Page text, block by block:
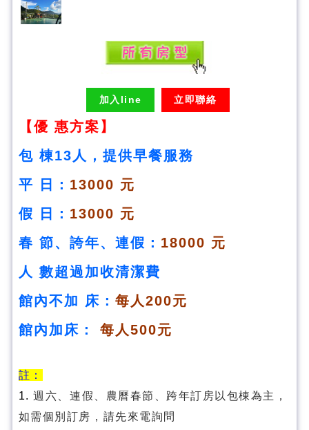
加入line 立即聯絡
【優 惠方案】
包 棟13人，提供早餐服務
平 日： 13000 元
假 日： 13000 元
春 節、誇年、連假 ： 18000 元
人 數超過加收清潔費
館內不加 床： 每人200元
館內加床： 每人500元
註：
1.週六、連假、農曆春節、跨年訂房以包棟為主，
如需個別訂房，請先來電詢問